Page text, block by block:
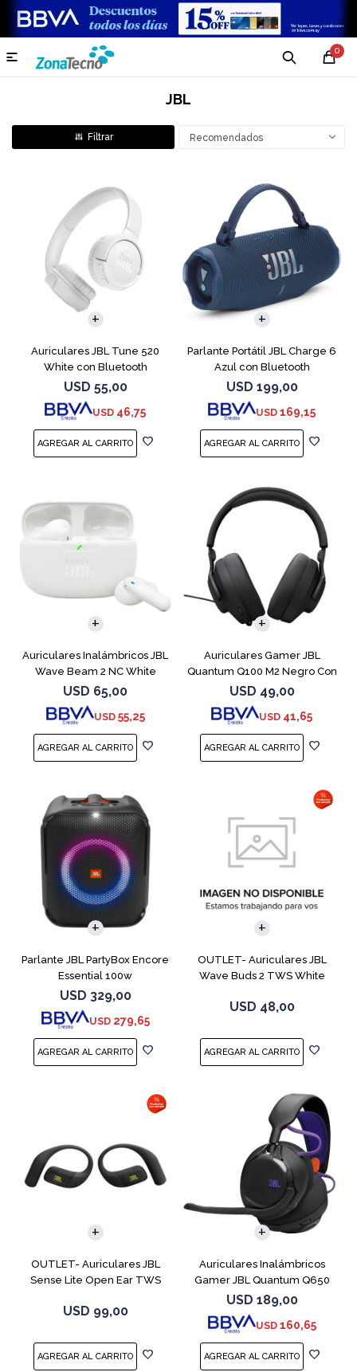
0

JBL
Recomendados
Auriculares JBL Tune 520
White con Bluetooth
USD 55,00
USD 46,75
Parlante Portátil JBL Charge 6
Azul con Bluetooth
USD 199,00
USD 169,15
Auriculares Inalámbricos JBL
Wave Beam 2 NC White
USD 65,00
USD 55,25
Auriculares Gamer JBL
Quantum Q100 M2 Negro Con
Micrófono
USD 49,00
USD 41,65
Parlante JBL PartyBox Encore
Essential 100w
USD 329,00
USD 279,65
OUTLET- Auriculares JBL
Wave Buds 2 TWS White
USD 48,00
OUTLET- Auriculares JBL
Sense Lite Open Ear TWS
USD 99,00
Auriculares Inalámbricos
Gamer JBL Quantum Q650
Negro
USD 189,00
USD 160,65